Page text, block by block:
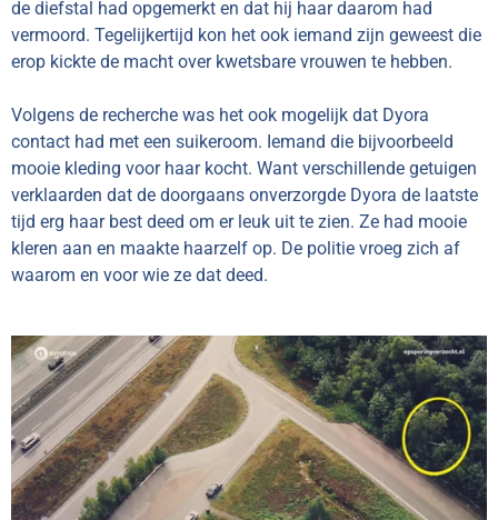
de diefstal had opgemerkt en dat hij haar daarom had
vermoord. Tegelijkertijd kon het ook iemand zijn geweest die
erop kickte de macht over kwetsbare vrouwen te hebben.
Volgens de recherche was het ook mogelijk dat Dyora
contact had met een suikeroom. Iemand die bijvoorbeeld
mooie kleding voor haar kocht. Want verschillende getuigen
verklaarden dat de doorgaans onverzorgde Dyora de laatste
tijd erg haar best deed om er leuk uit te zien. Ze had mooie
kleren aan en maakte haarzelf op. De politie vroeg zich af
waarom en voor wie ze dat deed.